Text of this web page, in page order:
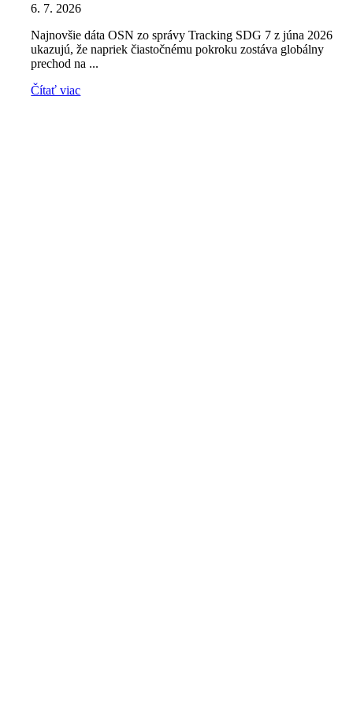
6. 7. 2026
Najnovšie dáta OSN zo správy Tracking SDG 7 z júna 2026
ukazujú, že napriek čiastočnému pokroku zostáva globálny
prechod na ...
Čítať viac